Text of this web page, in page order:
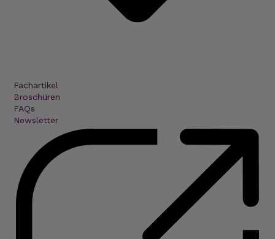
Fachartikel
Broschüren
FAQs
Newsletter